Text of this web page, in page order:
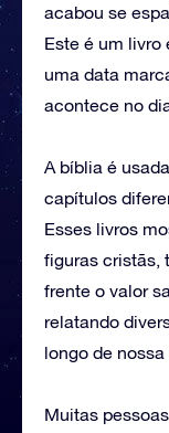
acabou se
Este é um livro
uma data
acontece no
A bíblia é
capítulos
Esses livros
figuras cristãs,
frente o valor
relatando
longo de nossa
Muitas